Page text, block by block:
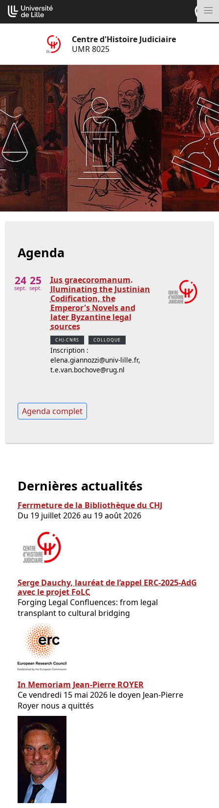
Aller
au
contenu
Centre d'Histoire Judiciaire
UMR 8025
Agenda
24
sept.
25
sept.
Ius graecoromanum.
lluminating the Justinian
Codification, the
Emperor's Novels and
later Byzantine legal
sources
CHJ-CNRS COLLOQUE
Inscription :
elena.giannozzi@univ-lille.fr,
t.e.van.bochove@rug.nl
Agenda complet
Dernières actualités
Ferrmeture de la Bibliothèque du CHJ
Du 19 juillet 2026 au 19 août 2026
Serge Dauchy, lauréat de l’appel ERC-2025-AdG
avec le projet FoLC
Forging Legal Confluences: from legal
transplant to cultural bridging
In Memoriam Jean-Pierre ROYER
Ce vendredi 15 mai 2026 le doyen Jean-Pierre
Royer nous a quittés
Cookies management panel